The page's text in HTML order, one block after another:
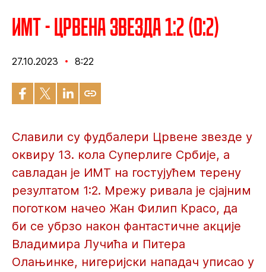
ИМТ - Црвена звезда 1:2 (0:2)
27.10.2023 8:22
Славили су фудбалери Црвене звезде у
оквиру 13. кола Суперлиге Србије, а
савладан је ИМТ на гостујућем терену
резултатом 1:2. Мрежу ривала је сјајним
поготком начео Жан Филип Красо, да
би се убрзо након фантастичне акције
Владимира Лучића и Питера
Олањинке, нигеријски нападач уписао у